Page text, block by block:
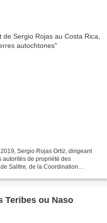
Sergio Rojas Ortíz, dirigeant
autorités de propriété des
Salitre, de la Coordination
Teribes ou Naso